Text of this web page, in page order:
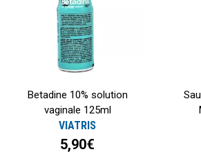
Betadine 10% solution
vaginale 125ml
VIATRIS
5,90€